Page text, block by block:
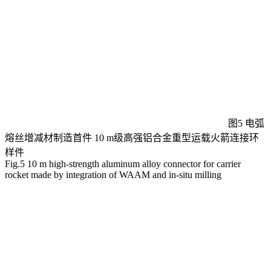
图5 电弧
熔丝增减材制造首件 10 m级高强铝合金重型运载火箭连接环
样件
Fig.5 10 m high-strength aluminum alloy connector for carrier
rocket made by integration of WAAM and in-situ milling